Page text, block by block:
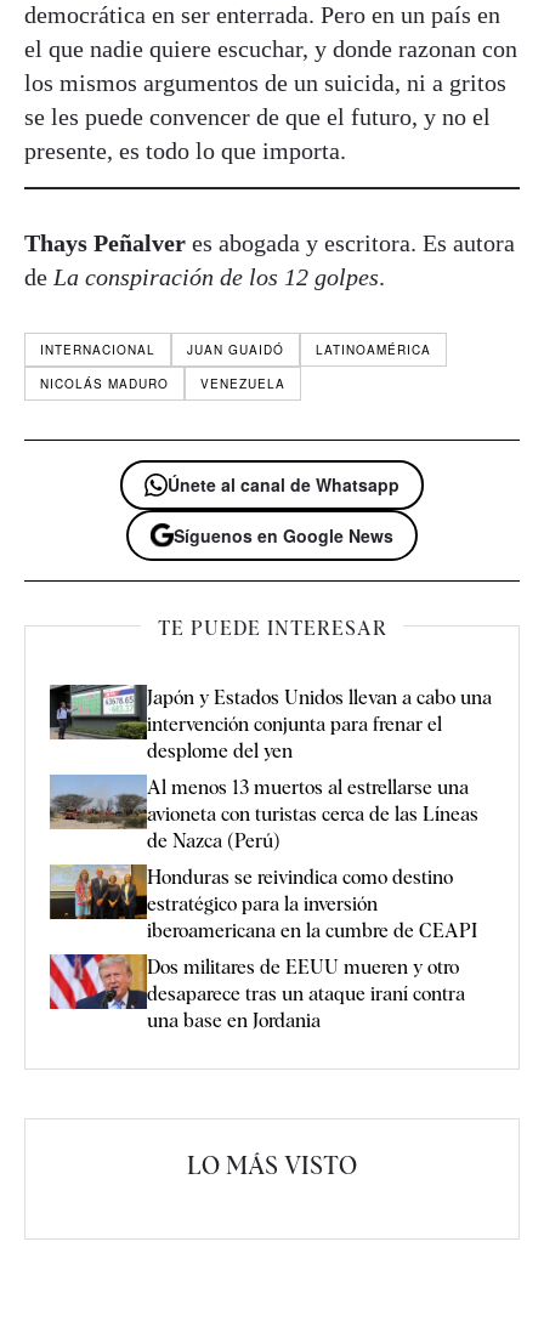
democrática en ser enterrada. Pero en un país en
el que nadie quiere escuchar, y donde razonan con
los mismos argumentos de un suicida, ni a gritos
se les puede convencer de que el futuro, y no el
presente, es todo lo que importa.
Thays Peñalver es abogada y escritora. Es autora
de La conspiración de los 12 golpes.
INTERNACIONAL JUAN GUAIDÓ
LATINOAMÉRICA
NICOLÁS MADURO
VENEZUELA
Únete al canal de Whatsapp
Síguenos en Google News
TE PUEDE INTERESAR
Japón y Estados Unidos llevan a cabo una
intervención conjunta para frenar el
desplome del yen
Al menos 13 muertos al estrellarse una
avioneta con turistas cerca de las Líneas
de Nazca (Perú)
Honduras se reivindica como destino
estratégico para la inversión
iberoamericana en la cumbre de CEAPI
Dos militares de EEUU mueren y otro
desaparece tras un ataque iraní contra
una base en Jordania
LO MÁS VISTO